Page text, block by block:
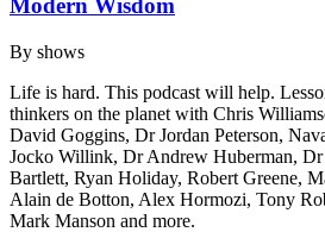
Modern Wisdom
By shows
Life is hard. This podcast will help.
thinkers on the planet with Chris
David Goggins, Dr Jordan Peterson,
Jocko Willink, Dr Andrew Huberman, Dr
Bartlett, Ryan Holiday, Robert Greene,
Alain de Botton, Alex Hormozi, Tony
Mark Manson and more.